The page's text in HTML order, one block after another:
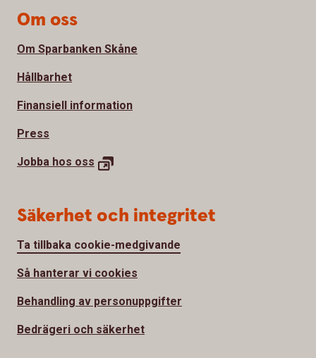
Om oss
Om Sparbanken Skåne
Hållbarhet
Finansiell information
Press
Jobba hos oss
Säkerhet och integritet
Ta tillbaka cookie-medgivande
Så hanterar vi cookies
Behandling av personuppgifter
Bedrägeri och säkerhet